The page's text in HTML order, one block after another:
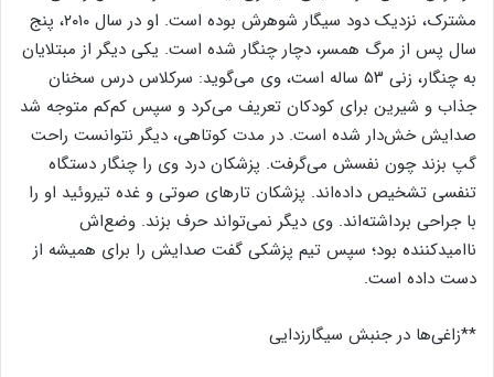
مشترک، نزدیک دود سیگار شوهرش بوده است. او در سال ۲۰۱۰، پنج
سال پس از مرگ همسر، دچار چنگار شده است. یکی دیگر از مبتلایان
به چنگار، زنی ۵۳ ساله است، وی می‌گوید: سرکلاس درس سخنان
جذاب و شیرین برای کودکان تعریف می‌کرد و سپس کم‌کم متوجه شد
صدایش خش‌دار شده است. در مدت کوتاهی، دیگر نتوانست راحت
گپ بزند چون نفسش می‌گرفت. پزشکان درد وی را چنگار دستگاه
تنفسی تشخیص داده‌اند. پزشکان تار‌های صوتی و غده تیروئید او را
با جراحی برداشته‌اند. وی دیگر نمی‌تواند حرف بزند. وضع‌اش
ناامید‌کننده‌ بود؛ سپس تیم پزشکی گفت صدایش را برای همیشه از
دست داده‌ است.
**زاغی‌ها در جنبش سیگارزدایی